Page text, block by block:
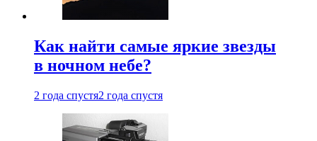
Как найти самые яркие звезды
в ночном небе?
2 года спустя2 года спустя